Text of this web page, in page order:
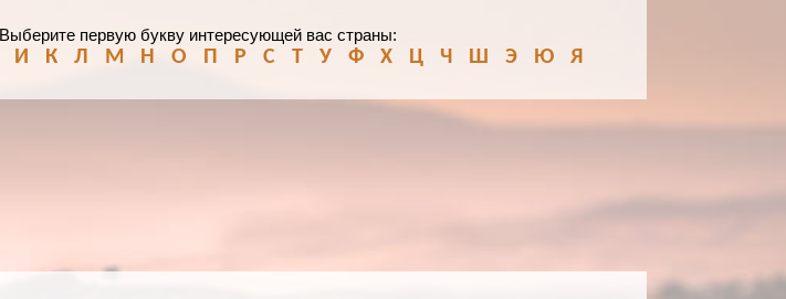
Выберите первую букву интересующей вас страны:
И К Л М Н О П Р С Т У Ф Х Ц Ч Ш Э Ю Я